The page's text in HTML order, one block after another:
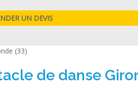
(33)
de danse